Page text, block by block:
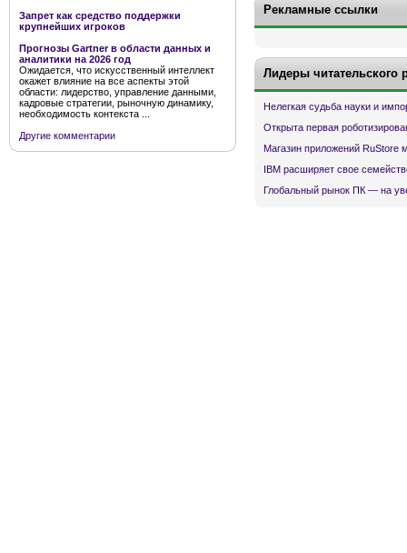
Запрет как средство поддержки
крупнейших игроков
Прогнозы Gartner в области данных и
аналитики на 2026 год
Ожидается, что искусственный интеллект
окажет влияние на все аспекты этой
области: лидерство, управление данными,
кадровые стратегии, рыночную динамику,
необходимость контекста ...
Другие комментарии
Рекламные ссылки
Лидеры читательского
Нелегкая судьба науки и
Открыта первая
Магазин приложений RuStore
IBM расширяет свое
Глобальный рынок ПК — на